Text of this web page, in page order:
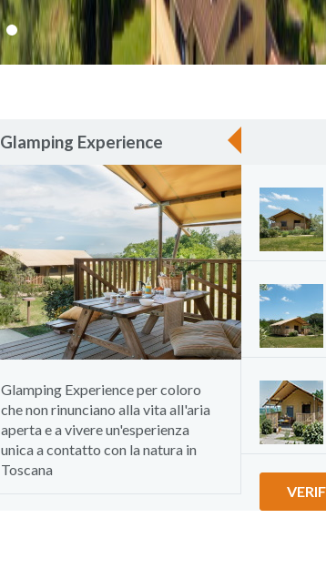
Glamping Experience
Glamping Experience per coloro
che non rinunciano alla vita all'aria
aperta e a vivere un'esperienza
unica a contatto con la natura in
Toscana